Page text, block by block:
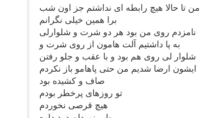
من تا حالا هیچ رابطه ای نداشتم جز اون شب
برا همین خیلی نگرانم
نامزدم روی من بود هر دو شرت و شلوارلی
به پا داشتیم آلت هامون از روی شرت و
شلوار لی روی هم بود و با عقب و جلو رفتن
ایشون ارضا شدیم من حتی پاهامو باز نکردم
صاف و کشیده بود
تو روزهای پرخطر بودم
هیچ قرصی نخوردم